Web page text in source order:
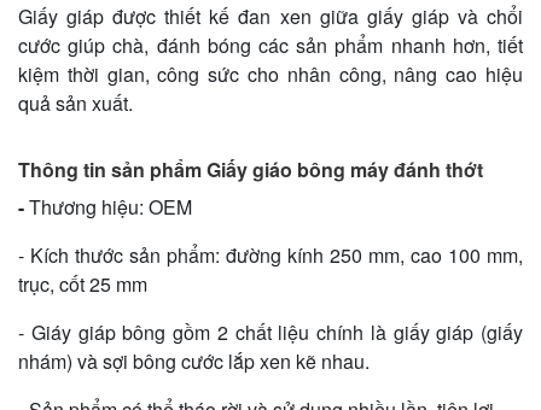
Giấy giáp được thiết kế đan xen giữa giấy giáp và chổi
cước giúp chà, đánh bóng các sản phẩm nhanh hơn, tiết
kiệm thời gian, công sức cho nhân công, nâng cao hiệu
quả sản xuất.
Thông tin sản phẩm Giấy giáo bông máy đánh thớt
-Thương hiệu: OEM
- Kích thước sản phẩm: đường kính 250 mm, cao 100 mm,
trục, cốt 25 mm
- Giáy giáp bông gồm 2 chất liệu chính là giấy giáp (giấy
nhám) và sợi bông cước lắp xen kẽ nhau.